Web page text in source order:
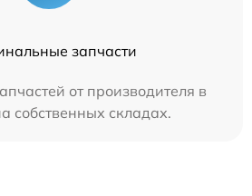
запчасти
от производителя в
собственных складах.